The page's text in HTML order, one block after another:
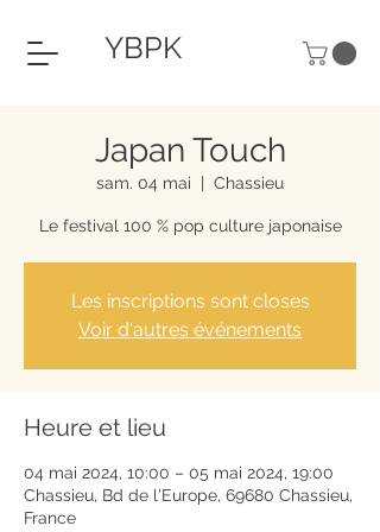
YBPK
Japan Touch
sam. 04 mai
  |
Chassieu
Le festival 100 % pop culture japonaise
Les inscriptions sont closes
Voir d'autres événements
Heure et lieu
04 mai 2024, 10:00 – 05 mai 2024, 19:00
Chassieu, Bd de l'Europe, 69680 Chassieu,
France